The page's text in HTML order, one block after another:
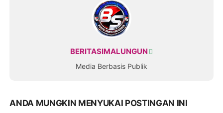
BERITASIMALUNGUN
Media Berbasis Publik
ANDA MUNGKIN MENYUKAI POSTINGAN INI